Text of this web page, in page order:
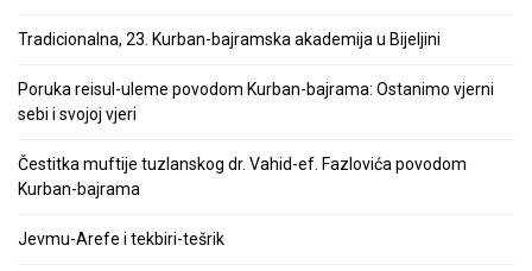
Tradicionalna, 23. Kurban-bajramska akademija u Bijeljini
Poruka reisul-uleme povodom Kurban-bajrama: Ostanimo vjerni
sebi i svojoj vjeri
Čestitka muftije tuzlanskog dr. Vahid-ef. Fazlovića povodom
Kurban-bajrama
Jevmu-Arefe i tekbiri-tešrik